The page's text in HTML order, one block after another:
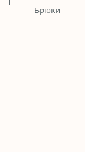
Брюки